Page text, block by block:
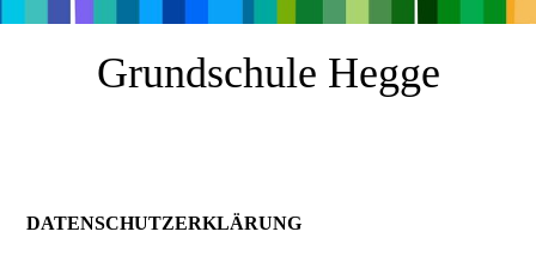
Grundschule Hegge
DATENSCHUTZERKLÄRUNG